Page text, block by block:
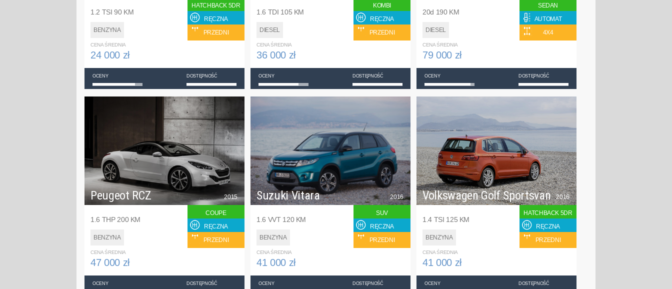
1.2 TSI 90 KM
BENZYNA
HATCHBACK 5DR
RĘCZNA
PRZEDNI
CENA ŚREDNIA
24 000 zł
OCENY DOSTĘPNOŚĆ
1.6 TDI 105 KM
DIESEL
KOMBI
RĘCZNA
PRZEDNI
CENA ŚREDNIA
36 000 zł
OCENY DOSTĘPNOŚĆ
20d 190 KM
DIESEL
SEDAN
AUTOMAT
4X4
CENA ŚREDNIA
79 000 zł
OCENY DOSTĘPNOŚĆ
Peugeot RCZ
1.6 THP 200 KM
BENZYNA
2015
COUPE
RĘCZNA
PRZEDNI
CENA ŚREDNIA
47 000 zł
OCENY DOSTĘPNOŚĆ
Suzuki Vitara
1.6 VVT 120 KM
BENZYNA
2016
SUV
RĘCZNA
PRZEDNI
CENA ŚREDNIA
41 000 zł
OCENY DOSTĘPNOŚĆ
Volkswagen Golf Sportsvan
1.4 TSI 125 KM
BENZYNA
2016
HATCHBACK 5DR
RĘCZNA
PRZEDNI
CENA ŚREDNIA
41 000 zł
OCENY DOSTĘPNOŚĆ